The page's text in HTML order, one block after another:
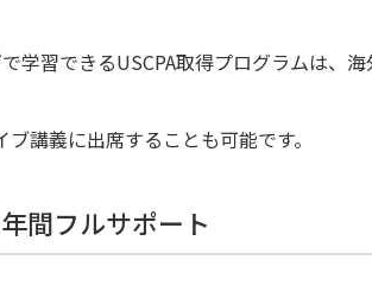
学習できるUSCPA取得プログラムは、
ブ講義に出席することも可能です。
間フルサポート